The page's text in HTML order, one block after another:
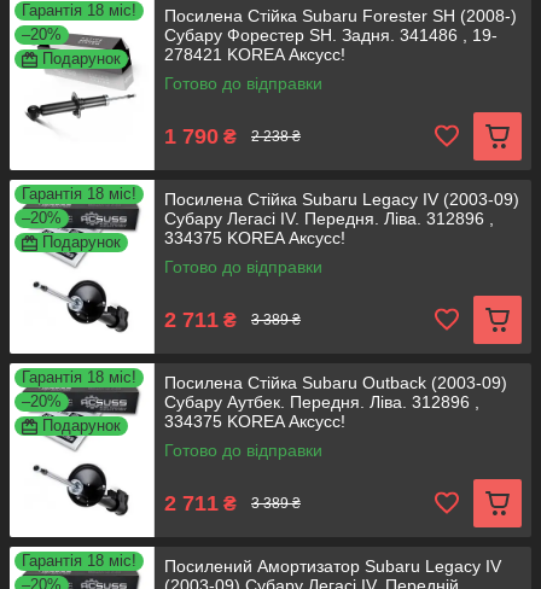
Гарантія 18 міс!
–20%
Подарунок
Посилена Стійка Subaru Forester SH (2008-)
Субару Форестер SH. Задня. 341486 , 19-
278421 KOREA Аксусс!
Готово до відправки
1 790 ₴ 2 238 ₴
Гарантія 18 міс!
–20%
Подарунок
Посилена Стійка Subaru Legacy IV (2003-09)
Субару Легасі IV. Передня. Ліва. 312896 ,
334375 KOREA Аксусс!
Готово до відправки
2 711 ₴ 3 389 ₴
Гарантія 18 міс!
–20%
Подарунок
Посилена Стійка Subaru Outback (2003-09)
Субару Аутбек. Передня. Ліва. 312896 ,
334375 KOREA Аксусс!
Готово до відправки
2 711 ₴ 3 389 ₴
Гарантія 18 міс!
–20%
Посилений Амортизатор Subaru Legacy IV